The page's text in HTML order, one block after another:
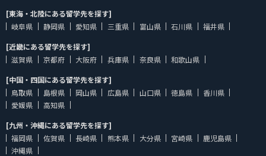
[東海・北陸にある留学先を探す]
岐阜県
静岡県 愛知県 三重県 富山県 石川県
福井県
[近畿にある留学先を探す]
滋賀県
京都府 大阪府 兵庫県 奈良県
和歌山県
[中国・四国にある留学先を探す]
鳥取県
島根県 岡山県 広島県 山口県 徳島県
香川県
愛媛県
高知県
[九州・沖縄にある留学先を探す]
福岡県
佐賀県 長崎県 熊本県 大分県 宮崎県
鹿児島県
沖縄県